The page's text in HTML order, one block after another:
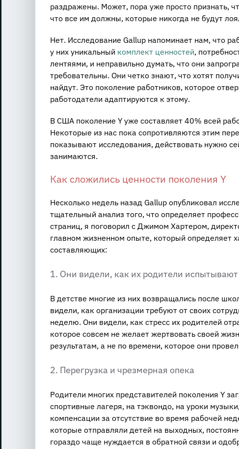
раздражены. Может, пора уже просто признать,
что все им должны, которые никогда не будут
Нет. Исследование Gallup напоминает нам, что
у них уникальный комплект ценностей,
лентяями, и неправильно думать, что они
требовательны. Они четко знают, что хотят
найдут. Это поколение работников, которое
работодатели адаптируются к этому.
В США поколение Y уже составляет 40% всей
Некоторые из нас пока сопротивляются этим
показывают исследования, действовать нужно
занимаются.
Как сложились ценности поколения Y
Несколько недель назад Gallup опубликовал
тщательный анализ того, что определяет
страниц, я поговорил с Джимом Хартером,
главном жизненном опыте, который определяет
составляющих:
1. Они видели, как их родители испытывают
В детстве многие из них возвращались после
видели, как организации требуют от своих
неделю. Они видели, как стресс их родителей
которое совсем не желает жертвовать своей
результатам, а не по времени, которое они
2. Перегрузка и чрезмерная опека
Родители многих представителей поколения Y
спортивные лагеря, на тэквондо, на уроки
компенсации за отсутствие во время рабочей
которые отправляли детей на выходных,
гораздо чаще нуждается в обратной связи и